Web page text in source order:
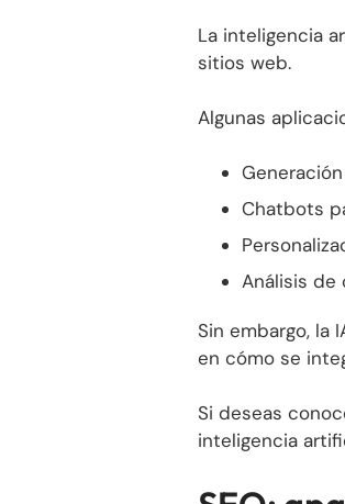
La inteligencia
sitios web.
Algunas
Chatbots
Análisis
Sin embargo, la
en cómo se
Si deseas
inteligencia